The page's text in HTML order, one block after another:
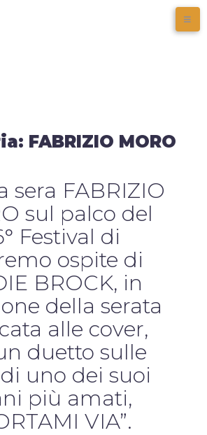
FABRIZIO MORO
sera FABRIZIO
sul palco del
Festival di
ospite di
BROCK, in
della serata
alle cover,
duetto sulle
uno dei suoi
più amati,
VIA”.